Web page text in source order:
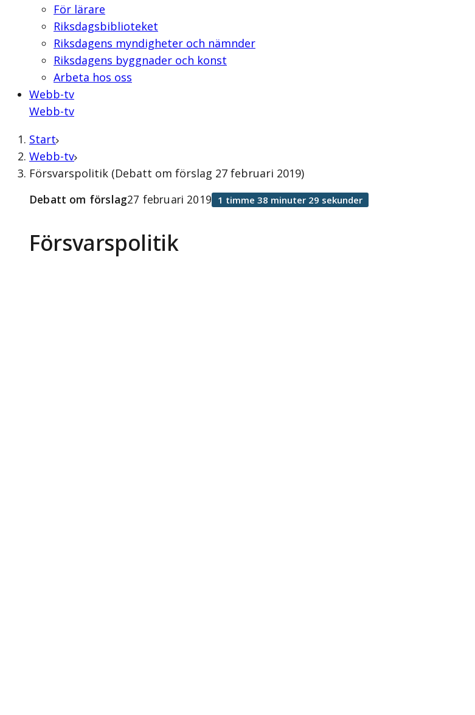
För lärare
Riksdagsbiblioteket
Riksdagens myndigheter och nämnder
Riksdagens byggnader och konst
Arbeta hos oss
Webb-tv
Webb-tv
Start
Webb-tv
Försvarspolitik (Debatt om förslag 27 februari 2019)
Försvarspolitik
Debatt om förslag27 februari 2019 1 timme 38 minuter 29 sekunder